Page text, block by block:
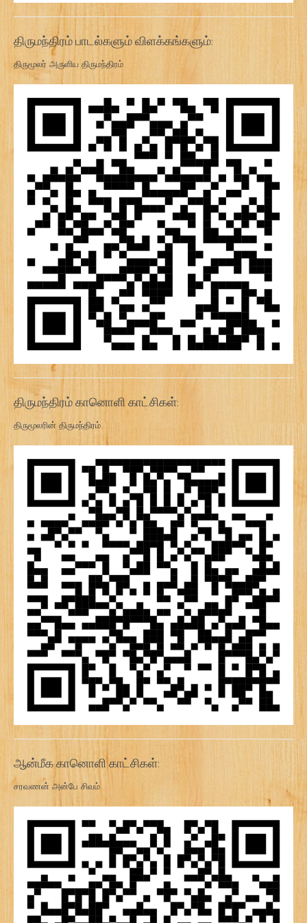
திருமந்திரம் பாடல்களும் விளக்கங்களும்:
திருமூலர் அருளிய திருமந்திரம்
திருமந்திரம் கானொளி காட்சிகள்:
திருமூலரின் திருமந்திரம்
ஆன்மீக கானொளி காட்சிகள்:
சரவணன் அன்பே சிவம்